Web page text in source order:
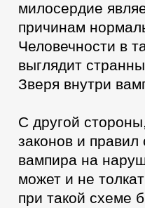
милосердие
причинам
Человечности в
выглядит
Зверя внутри
С другой
законов и
вампира на
может и не
при такой схеме